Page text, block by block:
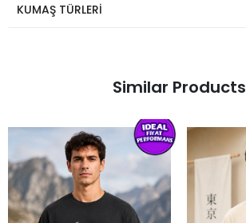
KUMAŞ TÜRLERİ
Similar Products